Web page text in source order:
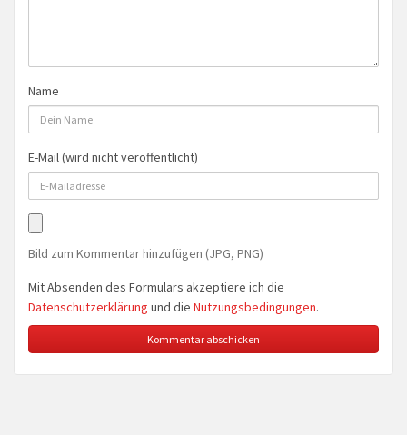
Name
E-Mail (wird nicht veröffentlicht)
Bild zum Kommentar hinzufügen (JPG, PNG)
Mit Absenden des Formulars akzeptiere ich die
Datenschutzerklärung und die Nutzungsbedingungen.